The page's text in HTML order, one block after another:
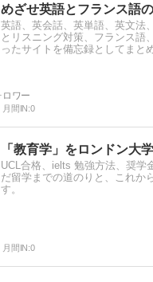
めざせ英語とフランス語
英語、英会話、英単語、英文法
とリスニング対策、フランス語
ったサイトを備忘録としてまと
月間IN:0
UCL合格、ielts 勉強方法、奨学
だ留学までの道のりと、これか
す。
月間IN:0